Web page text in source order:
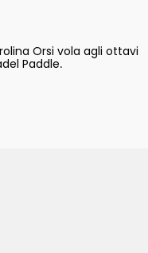
Orsi vola agli ottavi
Paddle.